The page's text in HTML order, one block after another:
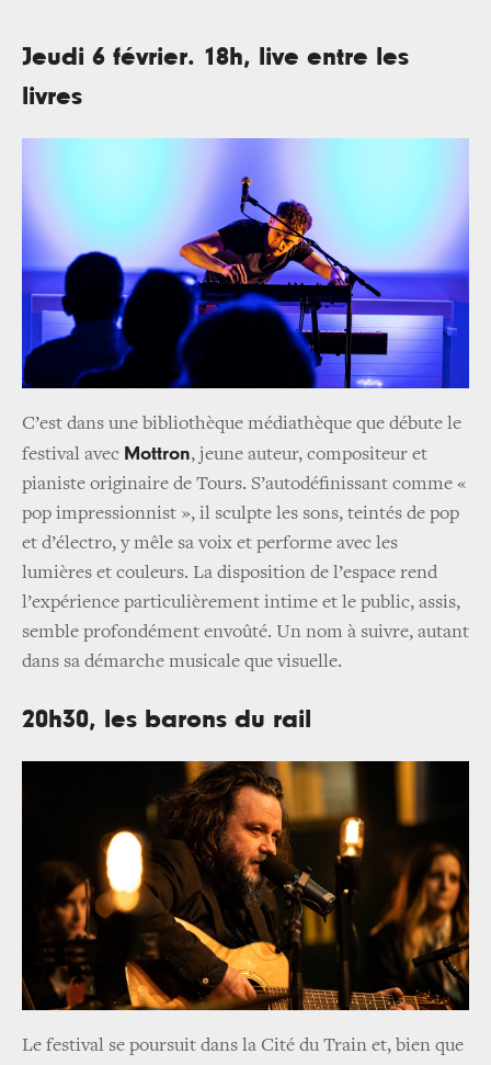
Jeudi 6 février. 18h, live entre les
livres
C’est dans une bibliothèque médiathèque que débute le
festival avec Mottron, jeune auteur, compositeur et
pianiste originaire de Tours. S’autodéfinissant comme «
pop impressionnist », il sculpte les sons, teintés de pop
et d’électro, y mêle sa voix et performe avec les
lumières et couleurs. La disposition de l’espace rend
l’expérience particulièrement intime et le public, assis,
semble profondément envoûté. Un nom à suivre, autant
dans sa démarche musicale que visuelle.
20h30, les barons du rail
Le festival se poursuit dans la Cité du Train et, bien que